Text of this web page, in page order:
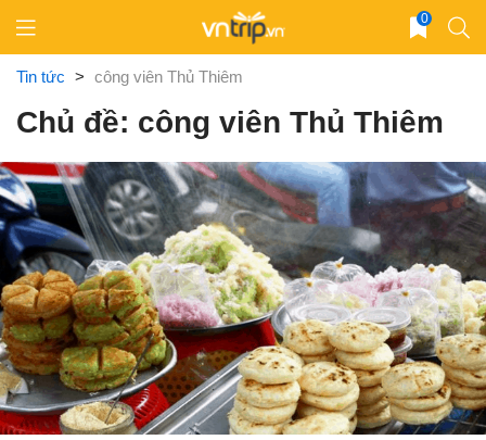
content
0
Tin tức > công viên Thủ Thiêm
Chủ đề: công viên Thủ Thiêm